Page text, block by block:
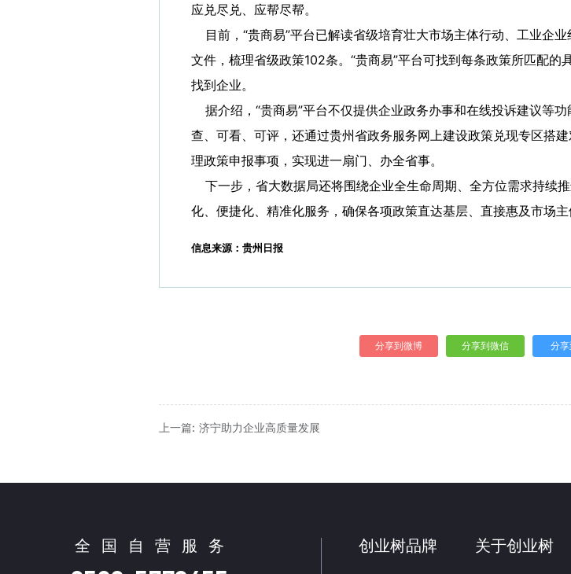
应兑尽兑、应帮尽帮。
目前，“贵商易”平台已解读省级培育壮大市场主体行动、工业企
文件，梳理省级政策102条。“贵商易”平台可找到每条政策所匹配
找到企业。
据介绍，“贵商易”平台不仅提供企业政务办事和在线投诉建议等
查、可看、可评，还通过贵州省政务服务网上建设政策兑现专区搭
理政策申报事项，实现进一扇门、办全省事。
下一步，省大数据局还将围绕企业全生命周期、全方位需求持续
化、便捷化、精准化服务，确保各项政策直达基层、直接惠及市场主
信息来源：贵州日报
分享到微博 分享到微信 分
上一篇: 济宁助力企业高质量发展
全 国 自 营 服 务 创业树品牌 关于创业树